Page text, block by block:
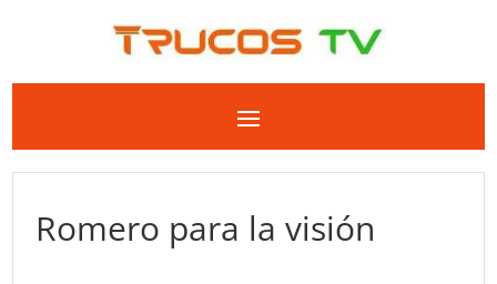
Romero para la visión